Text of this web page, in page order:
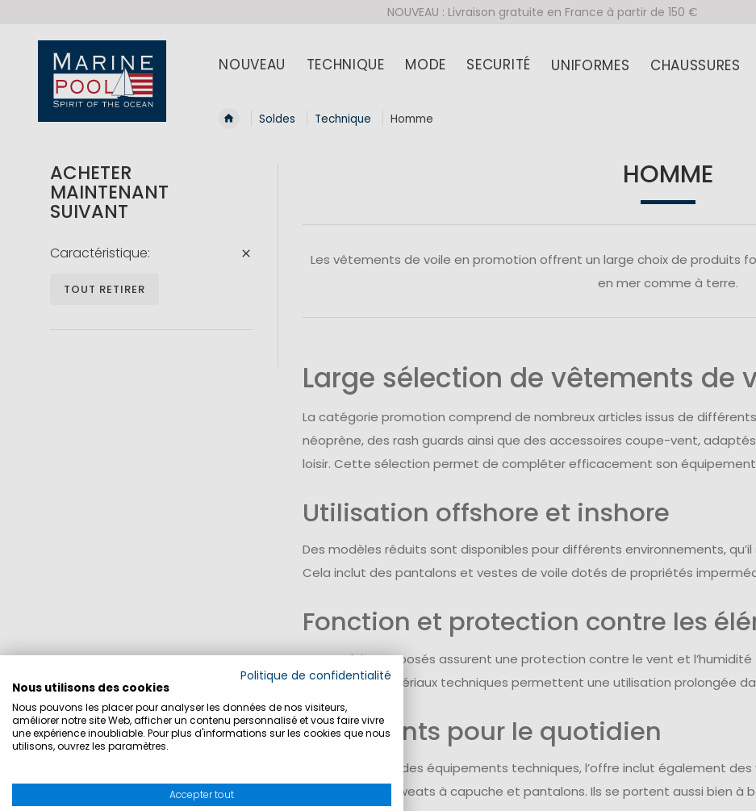
NOUVEAU : Livraison gratuite en France à partir de 150 €
NOUVEAU TECHNIQUE MODE SECURITÉ UNIFORMES CHAUSSURES
Soldes Technique Homme
HOMME
Les vêtements de voile en promotion offrent un large choix de produits
en mer comme à terre.
Large sélection de vêtements de
La catégorie promotion comprend de nombreux articles issus de
néoprène, des rash guards ainsi que des accessoires coupe-vent,
loisir. Cette sélection permet de compléter efficacement son
Utilisation offshore et inshore
Des modèles réduits sont disponibles pour différents environnements,
Cela inclut des pantalons et vestes de voile dotés de propriétés
Fonction et protection contre les
Les produits proposés assurent une protection contre le vent et
confort. Les matériaux techniques permettent une utilisation prolongée
Vêtements pour le quotidien
En complément des équipements techniques, l’offre inclut également
t-shirts, polos, sweats à capuche et pantalons. Ils se portent aussi bien à
ACHETER
MAINTENANT
SUIVANT
Caractéristique
TOUT RETIRER
Politique de confidentialité
Nous utilisons des cookies
Nous pouvons les placer pour analyser les données de nos visiteurs,
améliorer notre site Web, afficher un contenu personnalisé et vous faire vivre
une expérience inoubliable. Pour plus d'informations sur les cookies que nous
utilisons, ouvrez les paramètres.
Accepter tout